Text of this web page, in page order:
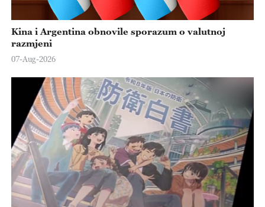
Kina i Argentina obnovile sporazum o valutnoj
razmjeni
07-Aug-2026